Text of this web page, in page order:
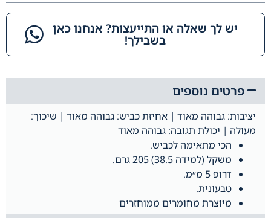
פרטים נוספים
יציבות: גבוהה מאוד | אחיזת כביש: גבוהה מאוד | שיכוך:
מעולה | יכולת תגובה: גבוהה מאוד
הכי מתאימה לכביש.
משקל (למידה 38.5)
205 גרם.
דרופ5 מ״מ.
טבעונית.
מיוצרת מחומרים ממוחזרים
יש לך שאלה או התייעצות? אנחנו כאן
בשבילך!​